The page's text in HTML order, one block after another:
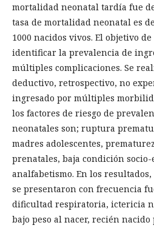
mortalidad neonatal tardía fue
tasa de mortalidad neonatal es
1000 nacidos vivos. El objetivo
identificar la prevalencia de
múltiples complicaciones. Se
deductivo, retrospectivo, no
ingresado por múltiples
los factores de riesgo de
neonatales son; ruptura
madres adolescentes,
prenatales, baja condición socio-
analfabetismo. En los
se presentaron con frecuencia
dificultad respiratoria, ictericia
bajo peso al nacer, recién